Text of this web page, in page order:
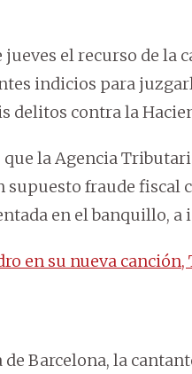
jueves el recurso de la
indicios para
delitos contra la
la Agencia
fraude fiscal
en el banquillo, a
en su nueva canción,
Barcelona, la